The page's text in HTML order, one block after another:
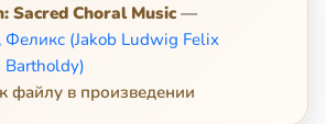
Sacred Choral Music —
(Jakob Ludwig Felix
Bartholdy)
файлу в произведении